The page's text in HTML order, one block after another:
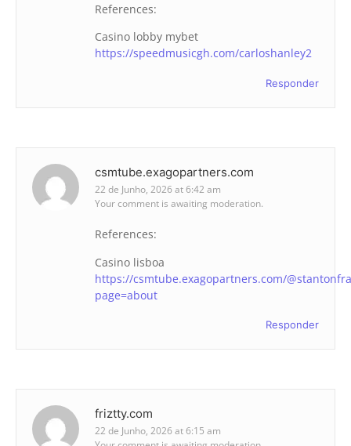
References:
Casino lobby mybet
https://speedmusicgh.com/carloshanley2
Responder
csmtube.exagopartners.com
22 de Junho, 2026 at 6:42 am
Your comment is awaiting moderation.
References:
Casino lisboa
https://csmtube.exagopartners.com/
page=about
Responder
friztty.com
22 de Junho, 2026 at 6:15 am